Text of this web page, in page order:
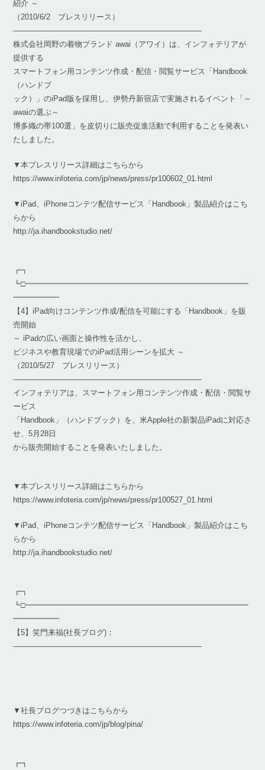
紹介 ～
（2010/6/2 プレスリリース）
————————————————————————–
株式会社岡野の着物ブランド awai（アワイ）は、インフォテリアが
提供する
スマートフォン用コンテンツ作成・配信・閲覧サービス「Handbook
（ハンドブ
ック）」のiPad版を採用し、伊勢丹新宿店で実施されるイベント「～
awaiの選ぶ～
博多織の帯100選」を皮切りに販売促進活動で利用することを発表い
たしました。
▼本プレスリリース詳細はこちらから
https://www.infoteria.com/jp/news/press/pr100602_01.html
▼iPad、iPhoneコンテツ配信サービス「Handbook」製品紹介はこち
らから
http://ja.ihandbookstudio.net/
┏┓
┗□━━━━━━━━━━━━━━━━━━━━━━━━━━━━━
━━━━━━
【4】iPad向けコンテンツ作成/配信を可能にする「Handbook」を販
売開始
～ iPadの広い画面と操作性を活かし、
ビジネスや教育現場でのiPad活用シーンを拡大 ～
（2010/5/27 プレスリリース）
————————————————————————–
インフォテリアは、スマートフォン用コンテンツ作成・配信・閲覧サ
ービス
「Handbook」（ハンドブック）を、米Apple社の新製品iPadに対応さ
せ、5月28日
から販売開始することを発表いたしました。
▼本プレスリリース詳細はこちらから
https://www.infoteria.com/jp/news/press/pr100527_01.html
▼iPad、iPhoneコンテツ配信サービス「Handbook」製品紹介はこち
らから
http://ja.ihandbookstudio.net/
┏┓
┗□━━━━━━━━━━━━━━━━━━━━━━━━━━━━━
━━━━━━
【5】笑門来福(社長ブログ)：
————————————————————————–
▼社長ブログつづきはこちらから
https://www.infoteria.com/jp/blog/pina/
┏┓